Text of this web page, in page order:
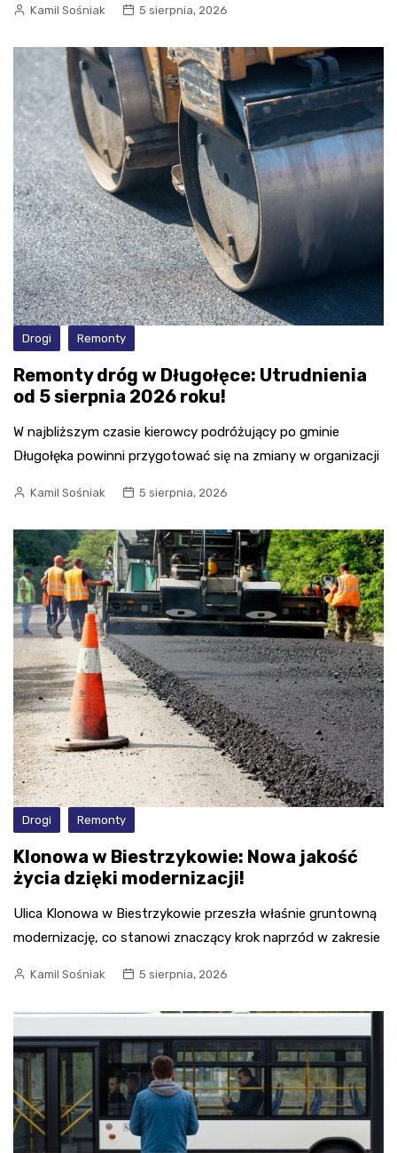
Kamil Sośniak 5 sierpnia, 2026
Drogi Remonty
Remonty dróg w Długołęce: Utrudnienia
od 5 sierpnia 2026 roku!
W najbliższym czasie kierowcy podróżujący po gminie
Długołęka powinni przygotować się na zmiany w organizacji
Kamil Sośniak 5 sierpnia, 2026
Drogi Remonty
Klonowa w Biestrzykowie: Nowa jakość
życia dzięki modernizacji!
Ulica Klonowa w Biestrzykowie przeszła właśnie gruntowną
modernizację, co stanowi znaczący krok naprzód w zakresie
Kamil Sośniak 5 sierpnia, 2026